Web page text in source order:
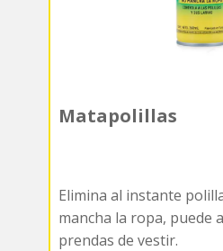
Matapolillas
Elimina al instante
mancha la ropa, puede
prendas de vestir.